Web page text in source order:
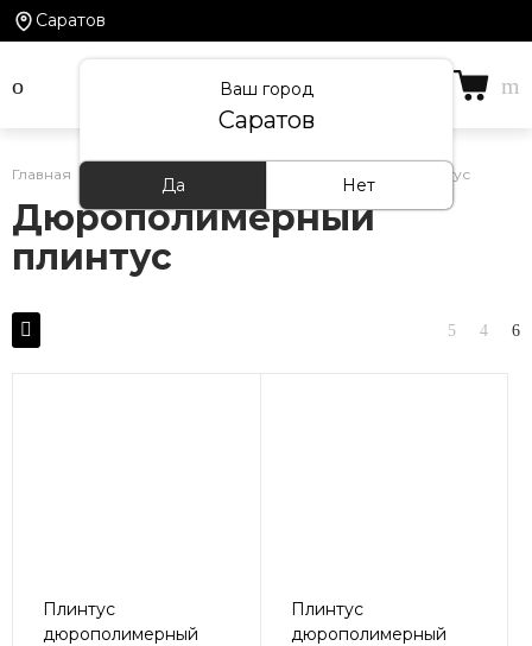
Саратов
Ваш город
Саратов
Да Нет
Главная Каталог товаров Дюрополимерный плинтус
Дюрополимерный
плинтус
Плинтус
дюрополимерный
Плинтус
дюрополимерный